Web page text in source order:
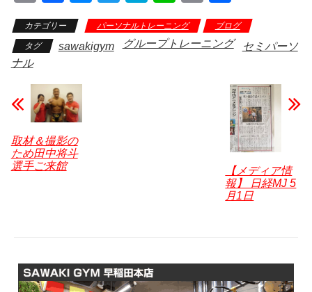
o
p
y
Li
n
k
a
c
e
b
o
o
k
e
ss
e
wi
tt
at
e
n
e
m
ail
有
カテゴリー パーソナルトレーニング ブログ
タグ sawakigym グループトレーニング
セミパーソ
ナル
取材＆撮影の
ため田中将斗
選手ご来館
【メディア情
報】 日経MJ 5
月1日